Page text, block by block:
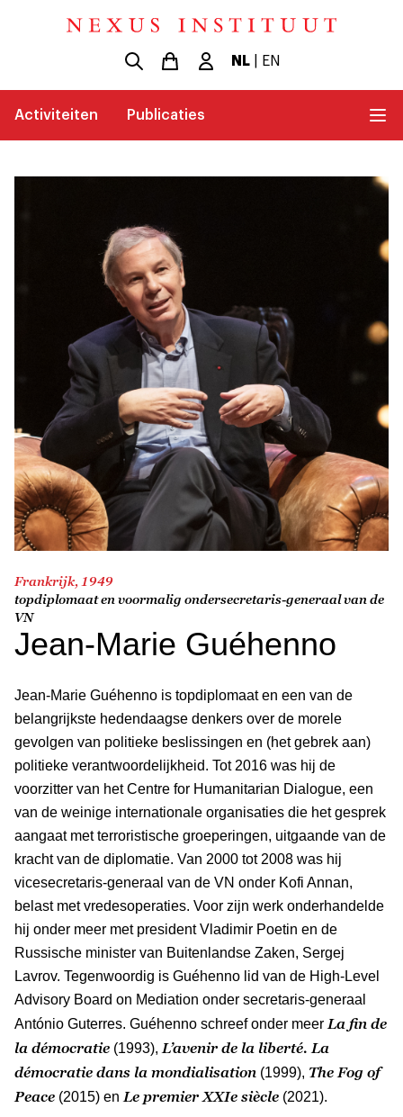
NL| EN
Activiteiten Publicaties
Frankrijk, 1949
topdiplomaat en voormalig ondersecretaris-generaal van de
VN
Jean-Marie Guéhenno
Jean-Marie Guéhenno is topdiplomaat en een van de
belangrijkste hedendaagse denkers over de morele
gevolgen van politieke beslissingen en (het gebrek aan)
politieke verantwoordelijkheid. Tot 2016 was hij de
voorzitter van het Centre for Humanitarian Dialogue, een
van de weinige internationale organisaties die het gesprek
aangaat met terroristische groeperingen, uitgaande van de
kracht van de diplomatie. Van 2000 tot 2008 was hij
vicesecretaris-generaal van de VN onder Kofi Annan,
belast met vredesoperaties. Voor zijn werk onderhandelde
hij onder meer met president Vladimir Poetin en de
Russische minister van Buitenlandse Zaken, Sergej
Lavrov. Tegenwoordig is Guéhenno lid van de High-Level
Advisory Board on Mediation onder secretaris-generaal
António Guterres. Guéhenno schreef onder meer La fin de
la démocratie (1993), L’avenir de la liberté. La
démocratie dans la mondialisation (1999), The Fog of
Peace (2015) en Le premier XXIe siècle (2021).